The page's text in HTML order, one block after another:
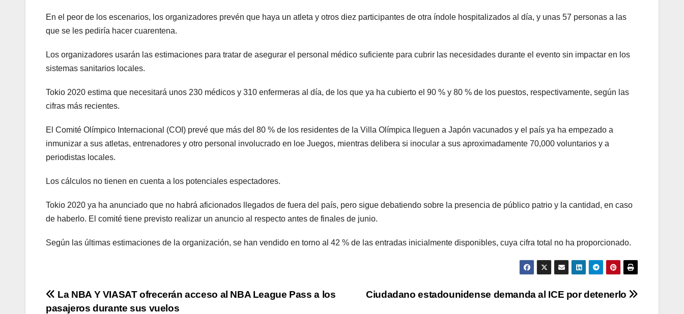
En el peor de los escenarios, los organizadores prevén que haya un atleta y otros diez participantes de otra índole hospitalizados al día, y unas 57 personas a las
que se les pediría hacer cuarentena.
Los organizadores usarán las estimaciones para tratar de asegurar el personal médico suficiente para cubrir las necesidades durante el evento sin impactar en los
sistemas sanitarios locales.
Tokio 2020 estima que necesitará unos 230 médicos y 310 enfermeras al día, de los que ya ha cubierto el 90 % y 80 % de los puestos, respectivamente, según las
cifras más recientes.
El Comité Olímpico Internacional (COI) prevé que más del 80 % de los residentes de la Villa Olímpica lleguen a Japón vacunados y el país ya ha empezado a
inmunizar a sus atletas, entrenadores y otro personal involucrado en loe Juegos, mientras delibera si inocular a sus aproximadamente 70,000 voluntarios y a
periodistas locales.
Los cálculos no tienen en cuenta a los potenciales espectadores.
Tokio 2020 ya ha anunciado que no habrá aficionados llegados de fuera del país, pero sigue debatiendo sobre la presencia de público patrio y la cantidad, en caso
de haberlo. El comité tiene previsto realizar un anuncio al respecto antes de finales de junio.
Según las últimas estimaciones de la organización, se han vendido en torno al 42 % de las entradas inicialmente disponibles, cuya cifra total no ha proporcionado.
Navegación
Ciudadano estadounidense demanda al ICE por detenerlo
La NBA Y VIASAT ofrecerán acceso al NBA League Pass a los
pasajeros durante sus vuelos